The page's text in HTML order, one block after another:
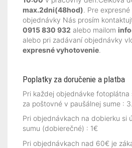
max.2dni(48hod). Pre
objednávky Nás prosím
0915 830 932 alebo mailom
alebo pri zadávaní objednávky
expresné vyhotovenie.
Poplatky za doručenie a platba
Pri každej objednávke
za poštovné v paušálnej sume :
Pri objednávkach na dobierku si
sumu (dobierečné) : 1€
Pri objednávkach nad 60€ je